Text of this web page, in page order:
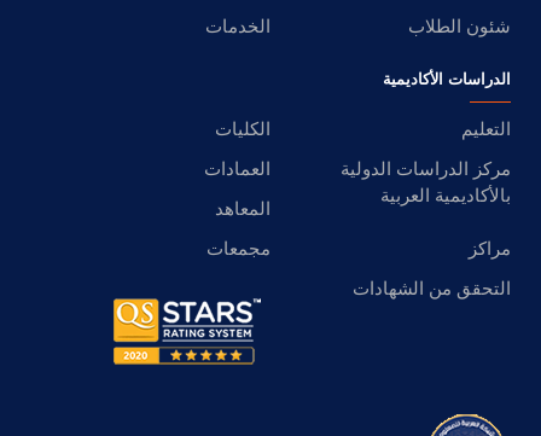
شئون الطلاب
الخدمات
الدراسات الأكاديمية
التعليم
الكليات
مركز الدراسات الدولية
بالأكاديمية العربية
العمادات
المعاهد
مراكز
مجمعات
التحقق من الشهادات